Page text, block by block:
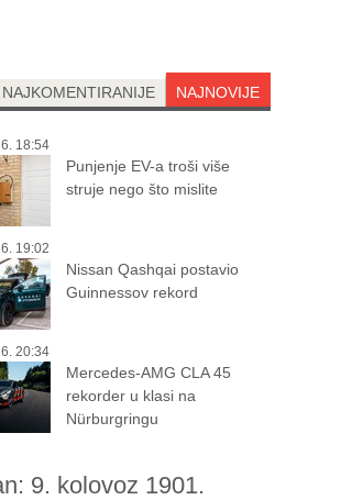
NAJNOVIJE
NAJKOMENTIRANIJE
18:54
Punjenje EV-a troši više
struje nego što mislite
19:02
Nissan Qashqai postavio
Guinnessov rekord
20:34
Mercedes-AMG CLA 45
rekorder u klasi na
Nürburgringu
9. kolovoz 1901.